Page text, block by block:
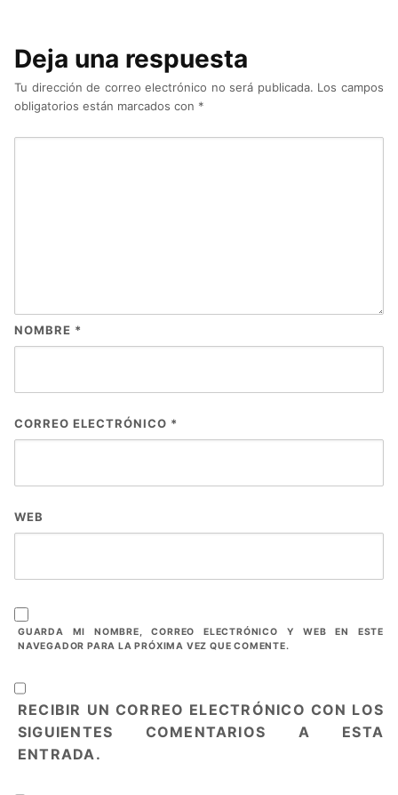
Deja una respuesta
Tu dirección de correo electrónico no será publicada. Los campos
obligatorios están marcados con *
NOMBRE *
CORREO ELECTRÓNICO *
WEB
GUARDA MI NOMBRE, CORREO ELECTRÓNICO Y WEB EN ESTE
NAVEGADOR PARA LA PRÓXIMA VEZ QUE COMENTE.
RECIBIR UN CORREO ELECTRÓNICO CON LOS
SIGUIENTES COMENTARIOS A ESTA
ENTRADA.